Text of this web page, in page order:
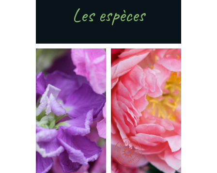
Les espèces